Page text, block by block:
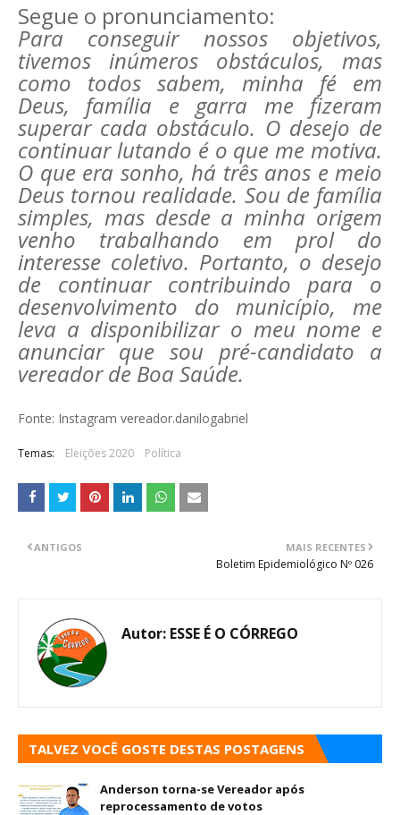
Segue o pronunciamento:
Para conseguir nossos objetivos,
tivemos inúmeros obstáculos, mas
como todos sabem, minha fé em
Deus, família e garra me fizeram
superar cada obstáculo. O desejo de
continuar lutando é o que me motiva.
O que era sonho, há três anos e meio
Deus tornou realidade. Sou de família
simples, mas desde a minha origem
venho trabalhando em prol do
interesse coletivo. Portanto, o desejo
de continuar contribuindo para o
desenvolvimento do município, me
leva a disponibilizar o meu nome e
anunciar que sou pré-candidato a
vereador de Boa Saúde.
Fonte: Instagram vereador.danilogabriel
Temas: Eleições 2020 Política
MAIS RECENTES
Boletim Epidemiológico Nº 026
ANTIGOS
Autor: ESSE É O CÓRREGO
TALVEZ VOCÊ GOSTE DESTAS POSTAGENS
Anderson torna-se Vereador após
reprocessamento de votos